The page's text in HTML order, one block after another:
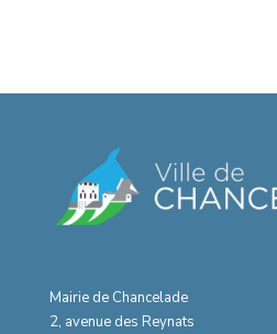
Mairie de Chancelade
2, avenue des Reynats